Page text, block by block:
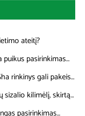
ateitį?
puikus pasirinkimas
rinkinys gali pakeisti
sizalio kilimėlį, skirtą